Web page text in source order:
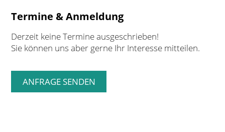
Termine & Anmeldung
Derzeit keine Termine ausgeschrieben!
Sie können uns aber gerne Ihr Interesse mitteilen.